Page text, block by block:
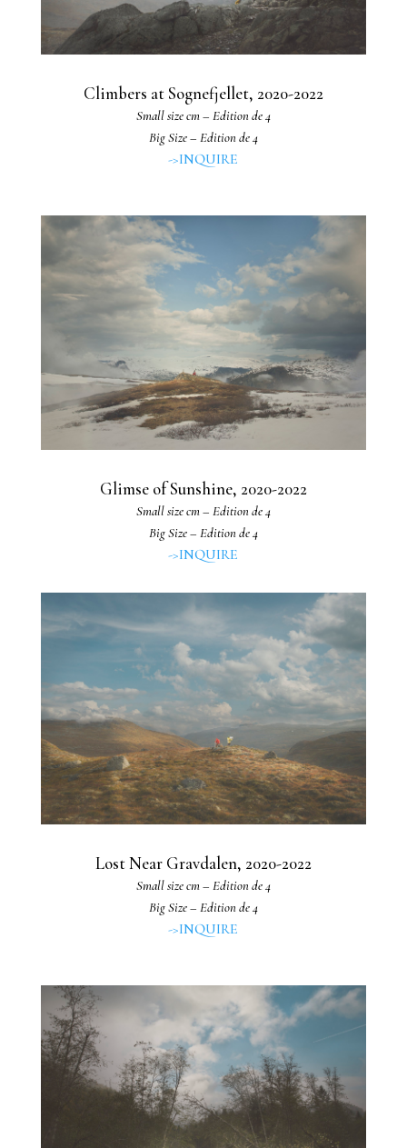
Climbers at Sognefjellet, 2020-2022
Small size cm – Edition de 4
Big Size – Edition de 4
->INQUIRE
Glimse of Sunshine, 2020-2022
Small size cm – Edition de 4
Big Size – Edition de 4
->INQUIRE
Lost Near Gravdalen, 2020-2022
Small size cm – Edition de 4
Big Size – Edition de 4
->INQUIRE